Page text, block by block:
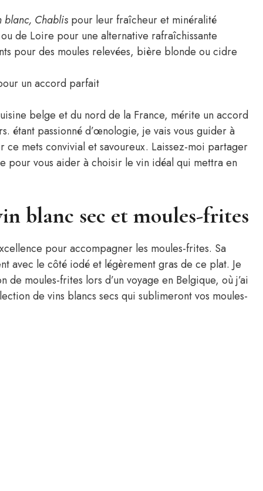
blanc, Chablis pour leur fraîcheur et minéralité
de Loire pour une alternative rafraîchissante
pour des moules relevées, bière blonde ou cidre
un accord parfait
belge et du nord de la France, mérite un accord
étant passionné d’œnologie, je vais vous guider à
mets convivial et savoureux. Laissez-moi partager
pour vous aider à choisir le vin idéal qui mettra en
blanc sec et moules-frites
pour accompagner les moules-frites. Sa
avec le côté iodé et légèrement gras de ce plat. Je
moules-frites lors d’un voyage en Belgique, où j’ai
de vins blancs secs qui sublimeront vos moules-